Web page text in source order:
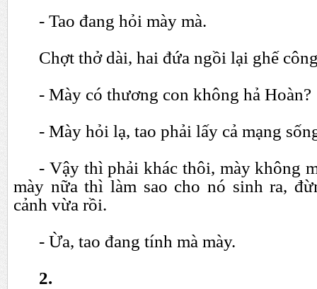
- Tao đang hỏi mày mà.
Chợt thở dài, hai đứa ngồi lại ghế
- Mày có thương con không hả Hoàn?
- Mày hỏi lạ, tao phải lấy cả mạng
- Vậy thì phải khác thôi, mày không
mày nữa thì làm sao cho nó sinh ra,
cảnh vừa rồi.
- Ừa, tao đang tính mà mày.
2.